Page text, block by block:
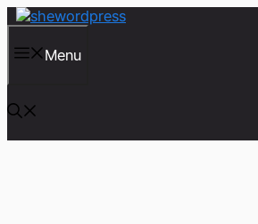
컨
츠
건
너
뛰
기
Menu